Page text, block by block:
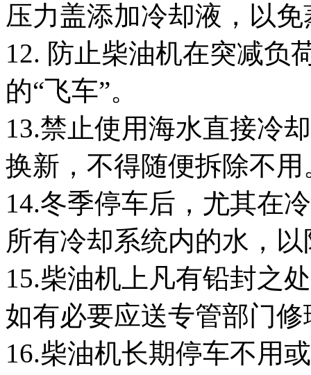
压力盖添加冷却液，以
12. 防止柴油机在突减负
的“飞车”。
13.禁止使用海水直接冷
换新，不得随便拆除不用
14.冬季停车后，尤其在
所有冷却系统内的水，
15.柴油机上凡有铅封之
如有必要应送专管部门
16.柴油机长期停车不用